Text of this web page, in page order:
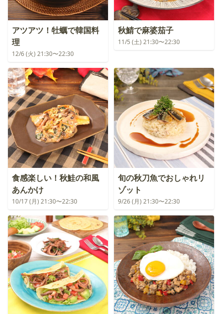
アツアツ！牡蠣で韓国料
理
12/6 (火) 21:30〜22:30
秋鯖で麻婆茄子
11/5 (土) 21:30〜22:30
食感楽しい！秋鮭の和風
あんかけ
10/17 (月) 21:30〜22:30
旬の秋刀魚でおしゃれリ
ゾット
9/26 (月) 21:30〜22:30